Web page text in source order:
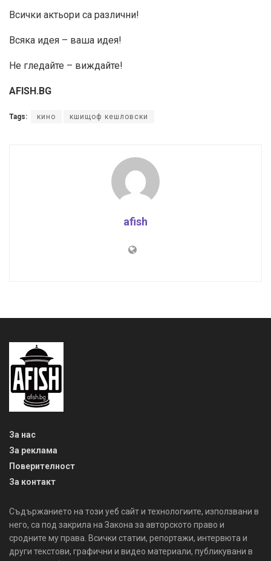
Всички актьори са различни!
Всяка идея – ваша идея!
Не гледайте – виждайте!
AFISH.BG
Tags: кино кшищоф кешловски
afish
За нас
За реклама
Поверителност
За контакт
Съдържанието на този уеб сайт и технологиите, използвани в
него, са под закрила на Закона за авторското право и
сродните му права. Всички статии, репортажи, интервюта и
други текстови, графични и видео материали, публикувани в